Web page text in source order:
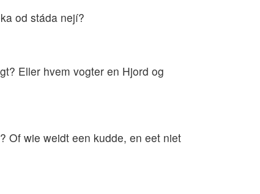
od stáda nejí?
Eller hvem vogter en Hjord og
Of wie weidt een kudde, en eet niet